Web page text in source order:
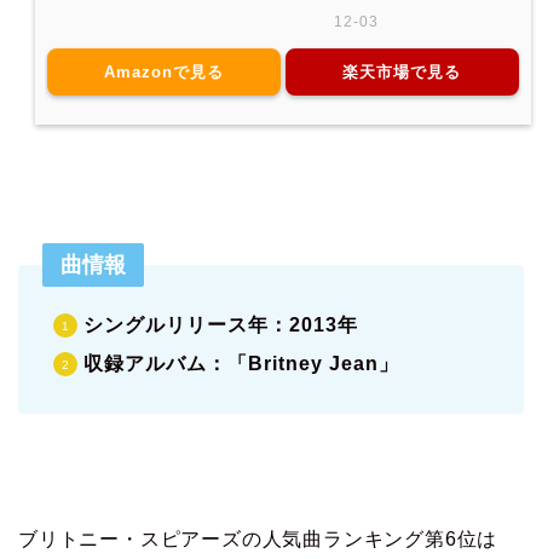
12-03
Amazonで見る 楽天市場で見る
曲情報
シングルリリース年：2013年
収録アルバム：「Britney Jean」
ブリトニー・スピアーズの人気曲ランキング第6位は